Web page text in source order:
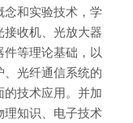
和实验技术，学
收机、光放大器
等理论基础，以
光纤通信系统的
技术应用。并加
理知识、电子技术